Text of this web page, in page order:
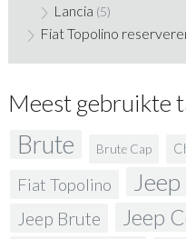
Lancia (5)
Fiat Topolino
Meest gebruikte
Brute Brute Cap
Fiat Topolino Jeep
Jeep Brute Jeep